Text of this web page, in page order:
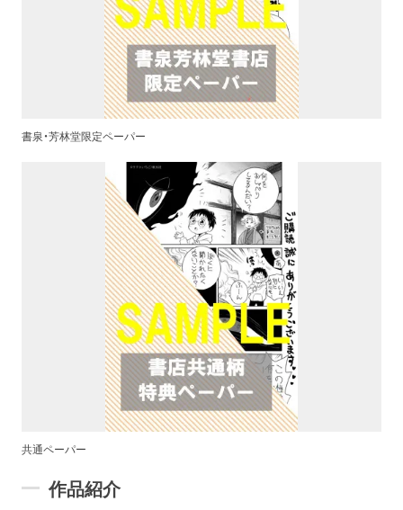
書泉・芳林堂限定ペーパー
共通ペーパー
作品紹介